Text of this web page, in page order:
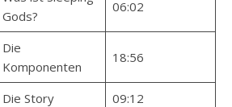
Gods?
06:02
Die
Komponenten
18:56
Die Story
09:12